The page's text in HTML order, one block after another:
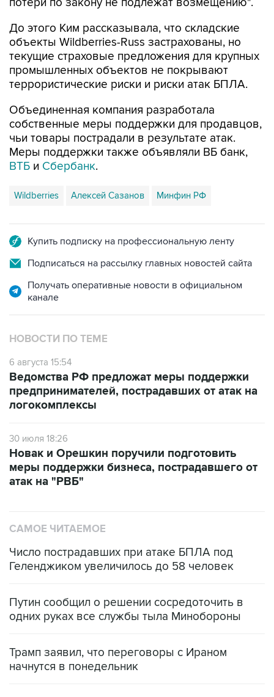
До этого Ким рассказывала, что складские
текущие страховые предложения для крупных
промышленных объектов не покрывают
террористические риски и риски атак БПЛА.
Объединенная компания разработала
чьи товары пострадали в результате атак.
Меры поддержки также объявляли ВБ банк,
ВТБ иСбербанк.
Wildberries Алексей Сазанов
Подписаться на рассылку главных новостей сайта
Получать оперативные новости в официальном
НОВОСТИ ПО ТЕМЕ
6 августа 15:54
предпринимателей, пострадавших от атак на
логокомплексы
меры поддержки бизнеса, пострадавшего от
атак на "РВБ"
Число пострадавших при атаке БПЛА под
Путин сообщил о решении сосредоточить в
Трамп заявил, что переговоры с Ираном
Как российские медицинские технологии